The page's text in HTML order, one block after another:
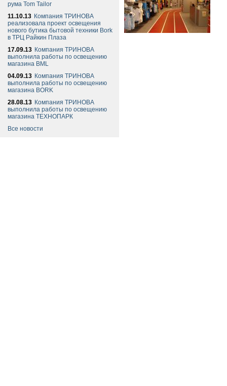
рума Tom Tailor
11.10.13 Компания ТРИНОВА
реализовала проект освещения
нового бутика бытовой техники Bork
в ТРЦ Райкин Плаза
17.09.13 Компания ТРИНОВА
выполнила работы по освещению
магазина BML
04.09.13 Компания ТРИНОВА
выполнила работы по освещению
магазина BORK
28.08.13 Компания ТРИНОВА
выполнила работы по освещению
магазина ТЕХНОПАРК
Все новости